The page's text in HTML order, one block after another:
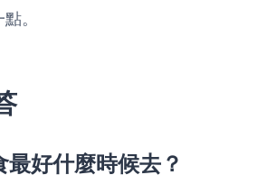
。
好什麼時候去？